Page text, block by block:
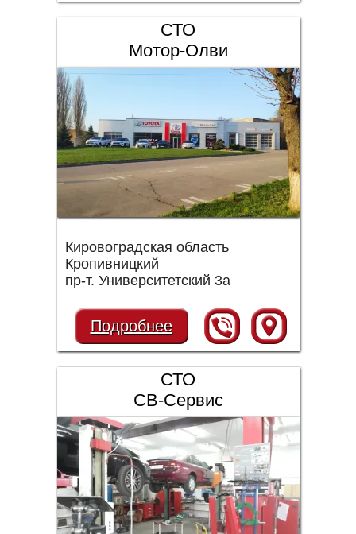
СТО
Мотор-Олви
Кировоградская область
Кропивницкий
пр-т. Университетский 3а
Подробнее
СТО
СВ-Сервис